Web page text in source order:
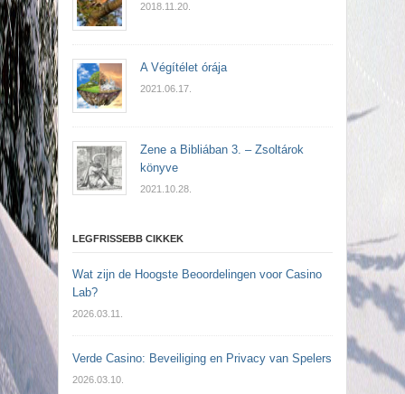
2018.11.20.
A Végítélet órája
2021.06.17.
Zene a Bibliában 3. – Zsoltárok
könyve
2021.10.28.
LEGFRISSEBB CIKKEK
Wat zijn de Hoogste Beoordelingen voor Casino
Lab?
2026.03.11.
Verde Casino: Beveiliging en Privacy van Spelers
2026.03.10.